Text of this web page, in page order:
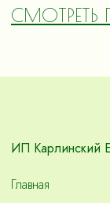
ИП
Главная